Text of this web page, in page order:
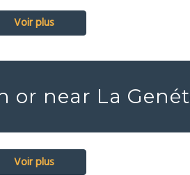
Voir plus
or near La
Voir plus